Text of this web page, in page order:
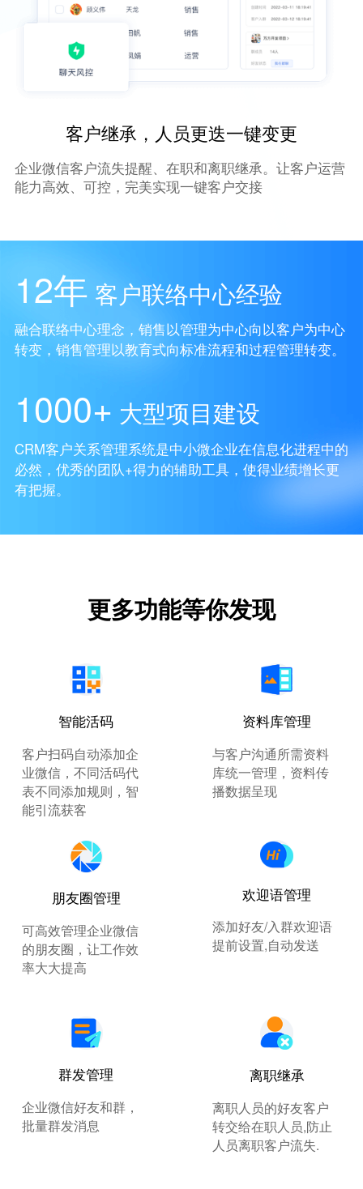
客户继承，人员更迭一键变更
企业微信客户流失提醒、在职和离职继承。让客户运营
能力高效、可控，完美实现一键客户交接
12年 客户联络中心经验
融合联络中心理念，销售以管理为中心向以客户为中心
转变，销售管理以教育式向标准流程和过程管理转变。
1000+ 大型项目建设
CRM客户关系管理系统是中小微企业在信息化进程中的
必然，优秀的团队+得力的辅助工具，使得业绩增长更
有把握。
更多功能等你发现
智能活码
客户扫码自动添加企
业微信，不同活码代
表不同添加规则，智
能引流获客
资料库管理
与客户沟通所需资料
库统一管理，资料传
播数据呈现
朋友圈管理
可高效管理企业微信
的朋友圈，让工作效
率大大提高
欢迎语管理
添加好友/入群欢迎语
提前设置,自动发送
群发管理
企业微信好友和群，
批量群发消息
离职继承
离职人员的好友客户
转交给在职人员,防止
人员离职客户流失.